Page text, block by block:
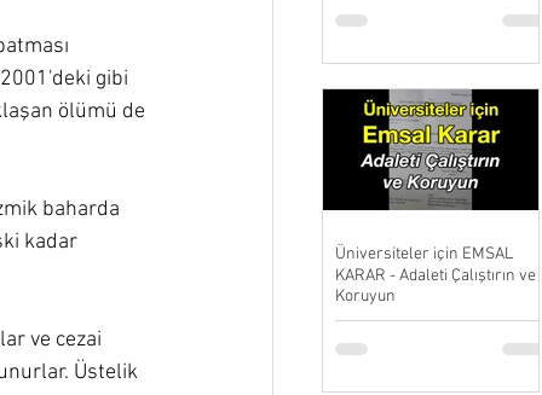
gibi
ölümü de
baharda
kadar
ve cezai
Üstelik
Üniversiteler için EMSAL
KARAR - Adaleti Çalıştırın ve
Koruyun